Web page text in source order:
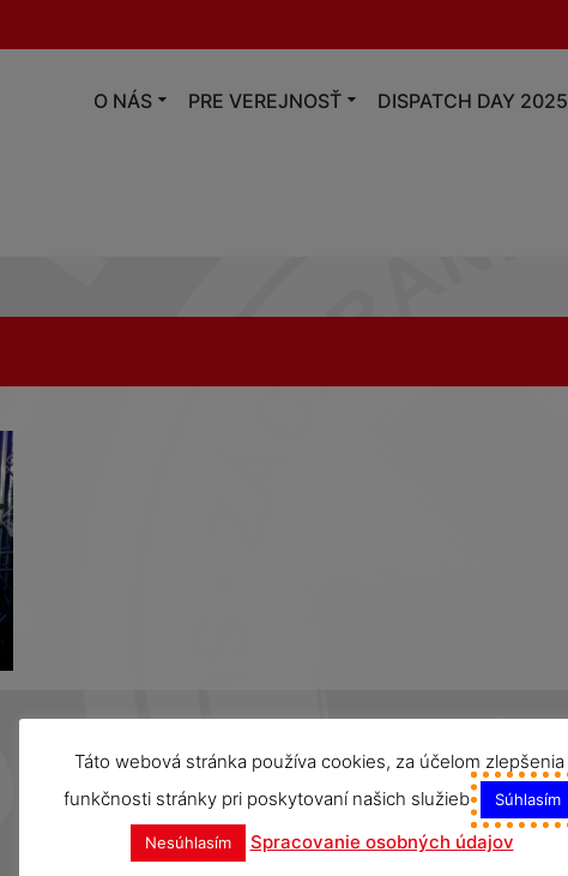
O NÁS PRE VEREJNOSŤ DISPATCH DAY 2025
Táto webová stránka používa cookies, za účelom zlepšenia
funkčnosti stránky pri poskytovaní našich služieb
Súhlasím
Nesúhlasím Spracovanie osobných údajov